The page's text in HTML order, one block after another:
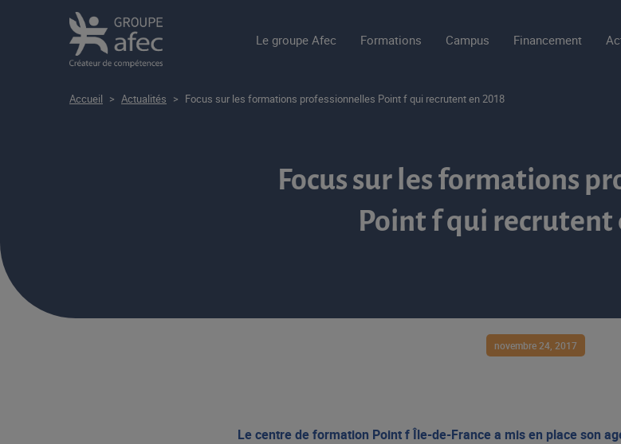
Le groupe Afec Formations Campus Financement
Accueil > Actualités > Focus sur les formations professionnelles Point f qui recrutent en 2018
Focus sur les formations
Point f qui recrutent
novembre 24, 2017
Le centre de formation Point f Île-de-France a mis en place son